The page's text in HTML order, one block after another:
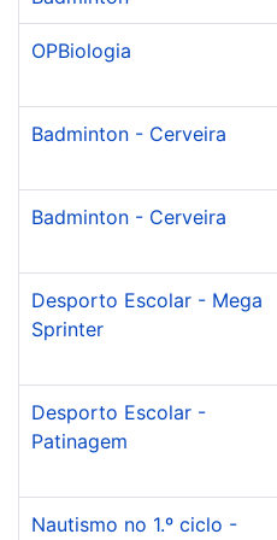
OPBiologia
Badminton - Cerveira
Badminton - Cerveira
Desporto Escolar - Mega
Sprinter
Desporto Escolar -
Patinagem
Nautismo no 1.º ciclo -